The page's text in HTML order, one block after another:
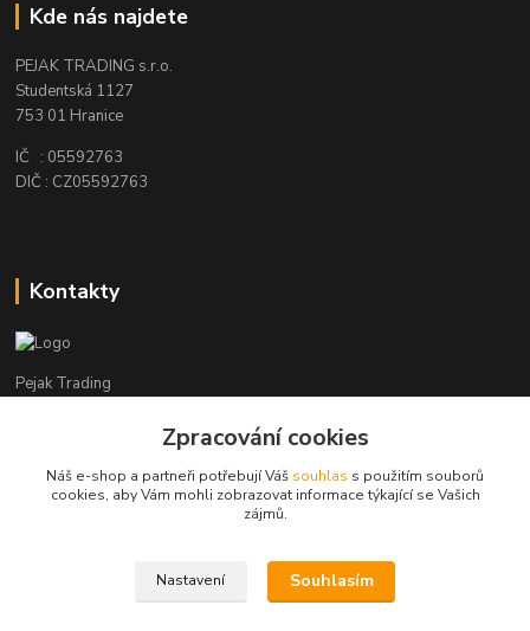
Kde nás najdete
PEJAK TRADING s.r.o.
Studentská 1127
753 01 Hranice
IČ : 05592763
DIČ : CZ05592763
Kontakty
Pejak Trading
+ 420 724 280 132
(Po-Pá, 8-16 hod.)
Zpracování cookies
Náš e-shop a partneři potřebují Váš souhlas s použitím souborů
cookies, aby Vám mohli zobrazovat informace týkající se Vašich
zájmů.
Nastavení Souhlasím